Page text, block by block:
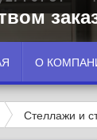
О
Стеллажи и